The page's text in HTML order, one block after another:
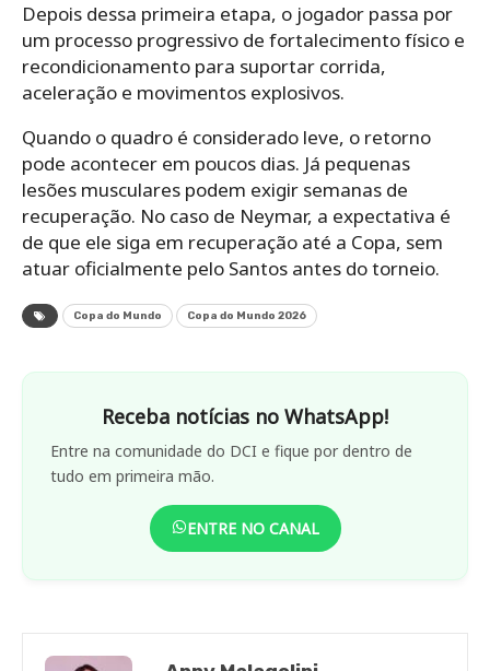
Depois dessa primeira etapa, o jogador passa por
um processo progressivo de fortalecimento físico e
recondicionamento para suportar corrida,
aceleração e movimentos explosivos.
Quando o quadro é considerado leve, o retorno
pode acontecer em poucos dias. Já pequenas
lesões musculares podem exigir semanas de
recuperação. No caso de Neymar, a expectativa é
de que ele siga em recuperação até a Copa, sem
atuar oficialmente pelo Santos antes do torneio.
Copa do Mundo Copa do Mundo 2026
Receba notícias no WhatsApp!
Entre na comunidade do DCI e fique por dentro de
tudo em primeira mão.
ENTRE NO CANAL